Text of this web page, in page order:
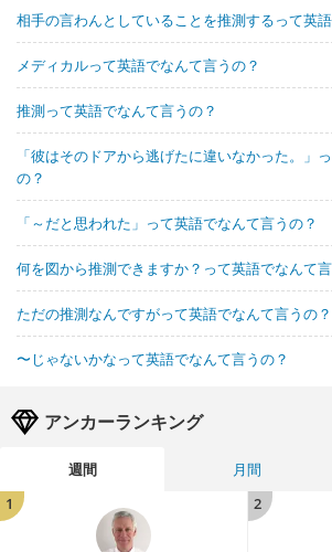
相手の言わんとしていることを推測するって英
メディカルって英語でなんて言うの？
推測って英語でなんて言うの？
「彼はそのドアから逃げたに違いなかった。」
の？
「～だと思われた」って英語でなんて言うの？
何を図から推測できますか？って英語でなんて
ただの推測なんですがって英語でなんて言うの？
〜じゃないかなって英語でなんて言うの？
アンカーランキング
週間 月間
1
2